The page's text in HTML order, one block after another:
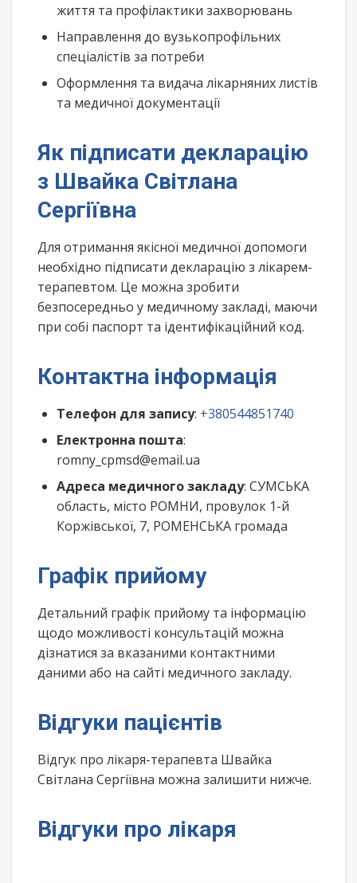
життя та профілактики захворювань
Направлення до вузькопрофільних
спеціалістів за потреби
Оформлення та видача лікарняних листів
та медичної документації
Як підписати декларацію
з Швайка Світлана
Сергіївна
Для отримання якісної медичної допомоги
необхідно підписати декларацію з лікарем-
терапевтом. Це можна зробити
безпосередньо у медичному закладі, маючи
при собі паспорт та ідентифікаційний код.
Контактна інформація
Телефон для запису: +380544851740
Електронна пошта:
romny_cpmsd@email.ua
Адреса медичного закладу: СУМСЬКА
область, місто РОМНИ, провулок 1-й
Коржівської, 7, РОМЕНСЬКА громада
Графік прийому
Детальний графік прийому та інформацію
щодо можливості консультацій можна
дізнатися за вказаними контактними
даними або на сайті медичного закладу.
Відгуки пацієнтів
Відгук про лікаря-терапевта Швайка
Світлана Сергіївна можна залишити нижче.
Відгуки про лікаря